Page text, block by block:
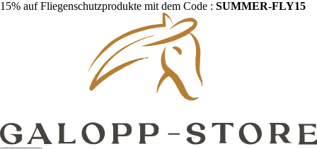
15% auf Fliegenschutzprodukte mit dem Code : SUMMER-FLY15